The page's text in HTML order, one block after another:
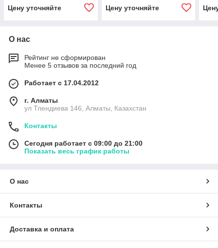
(30).34,5(27,5) - BGZ-S, №
Цену уточняйте
(30).37(30) - BGZ-S, №
Цену уточняйте
О нас
Рейтинг не сформирован
Менее 5 отзывов за последний год
Работает с 17.04.2012
г. Алматы
ул Тлендиева 146, Алматы, Казахстан
Контакты
Сегодня работает с 09:00 до 21:00
Показать весь график работы
О нас
Контакты
Доставка и оплата